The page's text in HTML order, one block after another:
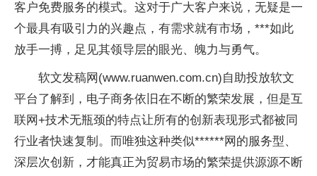
客户免费服务的模式。这对于广大客户来说，无疑是一
个最具有吸引力的兴趣点，有需求就有市场，***如此
放手一搏，足见其领导层的眼光、魄力与勇气。
软文发稿网(www.ruanwen.com.cn)自助投放软文
平台了解到，电子商务依旧在不断的繁荣发展，但是互
联网+技术无瓶颈的特点让所有的创新表现形式都被同
行业者快速复制。而唯独这种类似******网的服务型、
深层次创新，才能真正为贸易市场的繁荣提供源源不断